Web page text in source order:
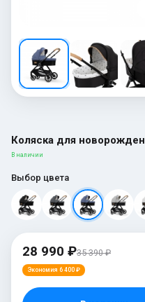
Коляска для
В наличии
Выбор цвета
28 990 ₽35 390 ₽
Экономия 6 400 ₽